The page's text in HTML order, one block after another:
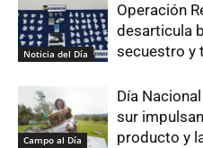
Noticia del Día
Operación
desarticula
secuestro y
Campo al Día
Día
sur
producto y